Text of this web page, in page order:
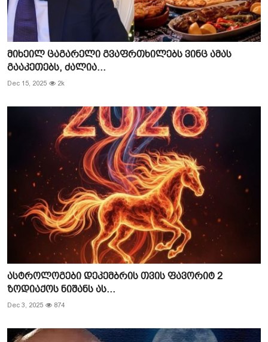
მიხეილ ცაგარელი გვაფრთხილებს ვინც ამას
გააკეთებს, ძალია...
Dec 15, 2025 2k
ასტროლოგები დეკემბრის თვის ფავორიტ 2
ზოდიაქოს ნიშანს ას...
Dec 3, 2025 874